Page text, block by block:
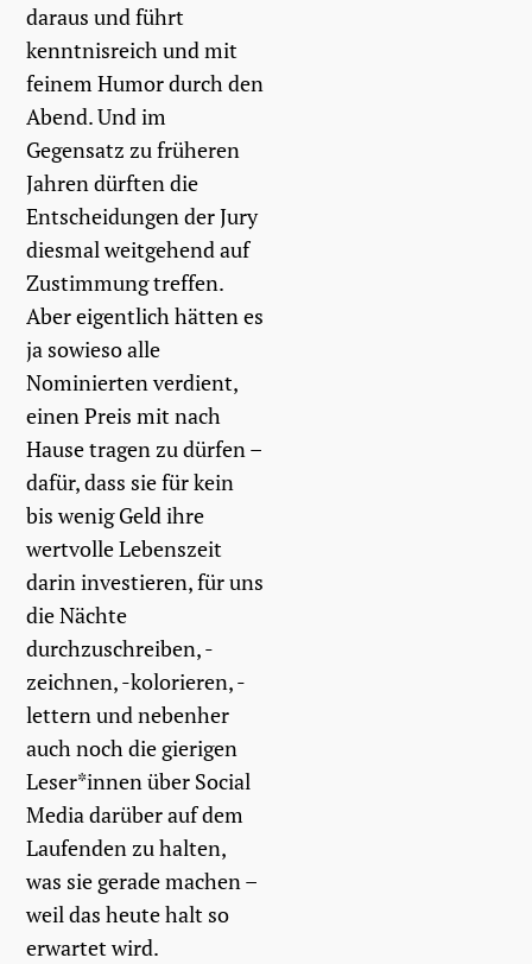
daraus und führt
kenntnisreich und mit
feinem Humor durch den
Abend. Und im
Gegensatz zu früheren
Jahren dürften die
Entscheidungen der Jury
diesmal weitgehend auf
Zustimmung treffen.
Aber eigentlich hätten es
ja sowieso alle
Nominierten verdient,
einen Preis mit nach
Hause tragen zu dürfen –
dafür, dass sie für kein
bis wenig Geld ihre
wertvolle Lebenszeit
darin investieren, für uns
die Nächte
durchzuschreiben, -
zeichnen, -kolorieren, -
lettern und nebenher
auch noch die gierigen
Leser*innen über Social
Media darüber auf dem
Laufenden zu halten,
was sie gerade machen –
weil das heute halt so
erwartet wird.